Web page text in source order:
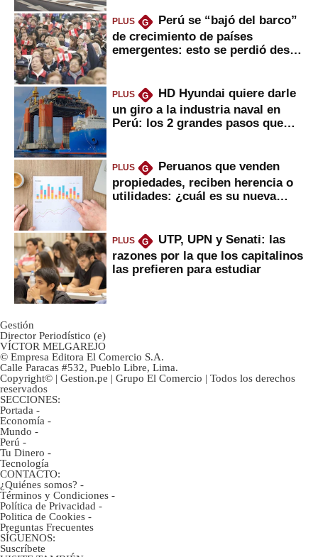
PLUS G
Perú se “bajó del barco”
de crecimiento de países
emergentes: esto se perdió desde
PLUS G
HD Hyundai quiere darle
un giro a la industria naval en
Perú: los 2 grandes pasos que
PLUS G
Peruanos que venden
propiedades, reciben herencia o
utilidades: ¿cuál es su nueva
PLUS G
UTP, UPN y Senati: las
razones por la que los capitalinos
las prefieren para estudiar
Gestión
Director Periodístico (e)
VÍCTOR MELGAREJO
© Empresa Editora El Comercio S.A.
Calle Paracas #532, Pueblo Libre, Lima.
Copyright© | Gestion.pe | Grupo El Comercio | Todos los derechos
reservados
SECCIONES:
Portada -
Economía -
Mundo -
Perú -
Tu Dinero -
Tecnología
CONTACTO:
¿Quiénes somos? -
Términos y Condiciones -
Política de Privacidad -
Politica de Cookies -
Preguntas Frecuentes
SÍGUENOS:
Suscríbete